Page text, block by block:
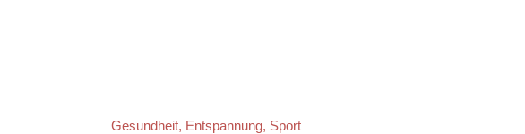
Gesundheit, Entspannung, Sport